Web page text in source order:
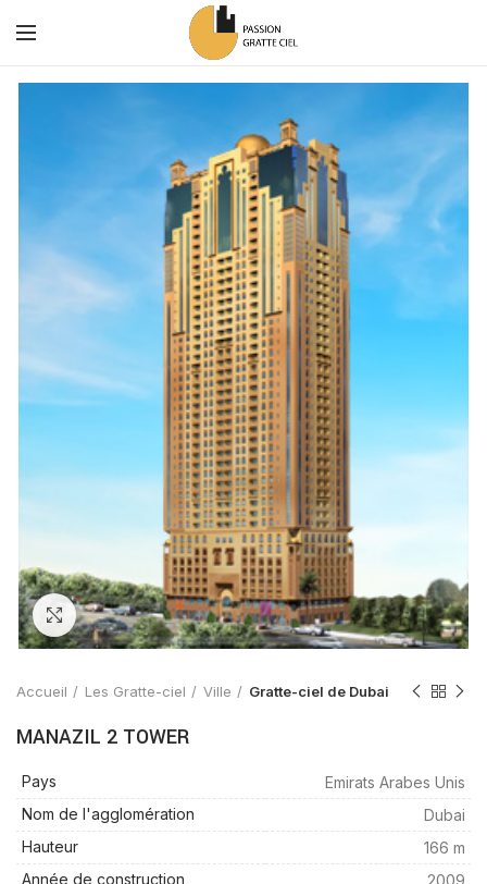
Zoom
Accueil Les Gratte-ciel Ville Gratte-ciel de Dubai
MANAZIL 2 TOWER
Pays
Emirats Arabes Unis
Nom de l'agglomération
Dubai
Hauteur
166 m
Année de construction
2009